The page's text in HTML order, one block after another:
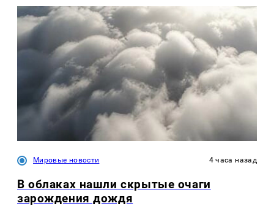
Мировые новости 4 часа назад
В облаках нашли скрытые очаги
зарождения дождя